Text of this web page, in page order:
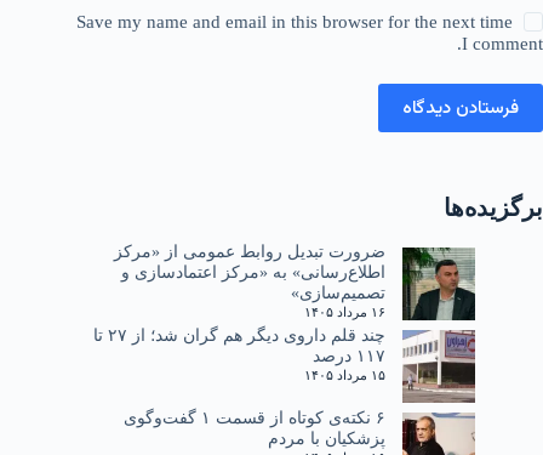
Save my name and email in this browser for the next time
I comment.
فرستادن دیدگاه
برگزیده‌ها
ضرورت تبدیل روابط عمومی از «مرکز
اطلاع‌رسانی» به «مرکز اعتمادسازی و
تصمیم‌سازی»
۱۶ مرداد ۱۴۰۵
چند قلم داروی دیگر هم گران شد؛ از ۲۷ تا
۱۱۷ درصد
۱۵ مرداد ۱۴۰۵
۶ نکته‌ی کوتاه از قسمت ۱ گفت‌وگوی
پزشکیان با مردم